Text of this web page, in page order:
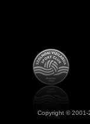
Copyright ©